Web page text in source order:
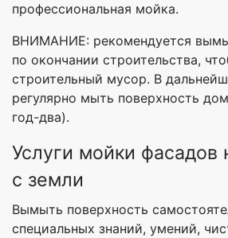
профессиональная мойка.
ВНИМАНИЕ: рекомендуется
по окончании строительства,
строительный мусор. В
регулярно мыть поверхность
год-два).
Услуги мойки фасадов
с земли
Вымыть поверхность
специальных знаний, умений,